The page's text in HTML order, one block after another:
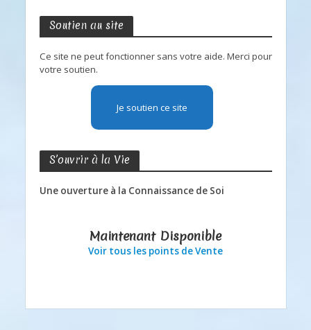
Soutien au site
Ce site ne peut fonctionner sans votre aide. Merci pour
votre soutien.
Je soutien ce site
S’ouvrir à la Vie
Une ouverture à la Connaissance de Soi
Maintenant Disponible
Voir tous les points de Vente